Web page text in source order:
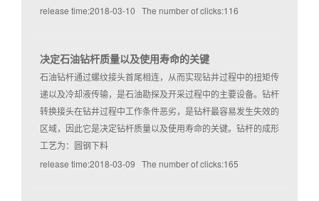
release time:2018-03-10 The number of clicks:116
决定石油钻杆质量以及使用寿命的关键
石油钻杆通过螺纹接头首尾相连，从而实现钻井过程中的扭矩传
递以及冷却液传输，是石油勘探及开采过程中的主要设备。钻杆
转换接头在钻井过程中工作条件恶劣，是钻杆最容易发生失效的
区域，因此它是决定钻杆质量以及使用寿命的关键。钻杆的成形
工艺为：圆钢下料
release time:2018-03-09 The number of clicks:165